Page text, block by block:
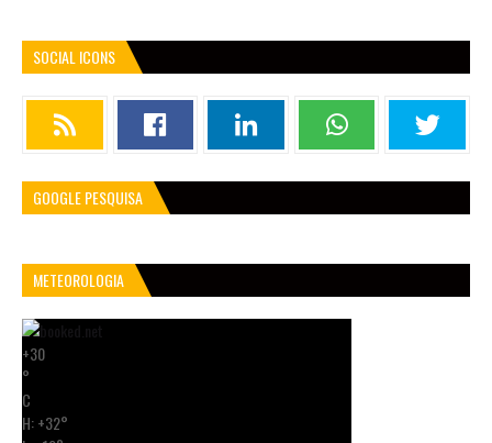
SOCIAL ICONS
GOOGLE PESQUISA
METEOROLOGIA
+30
°
C
H:+32°